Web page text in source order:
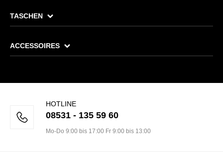
TASCHEN
ACCESSOIRES
HOTLINE
08531 - 135 59 60
Mo-Do 9:00 bis 17:00 Fr 9:00 bis 13:00